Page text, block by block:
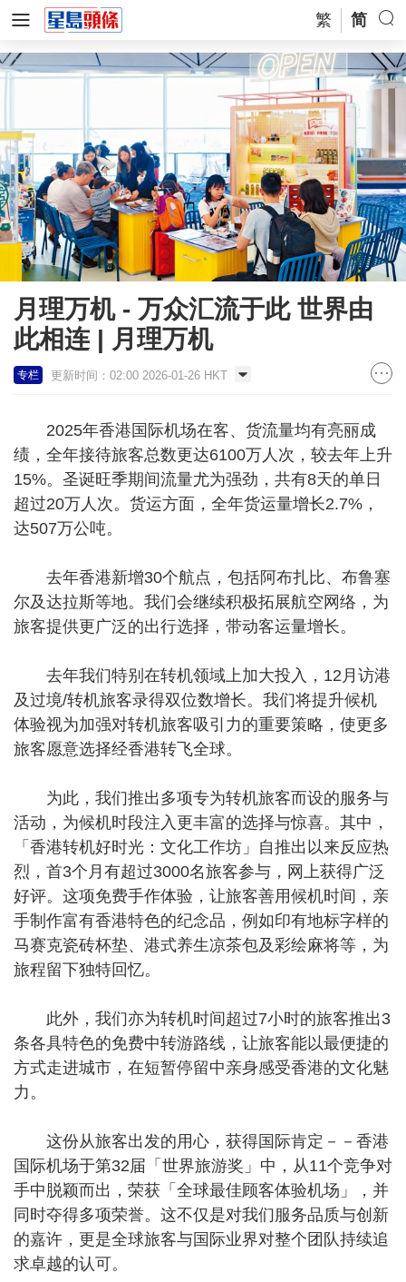
繁 简
月理万机 - 万众汇流于此 世界由
此相连 | 月理万机
专栏 更新时间：02:00 2026-01-26 HKT
2025年香港国际机场在客、货流量均有亮丽成
绩，全年接待旅客总数更达6100万人次，较去年上升
15%。圣诞旺季期间流量尤为强劲，共有8天的单日
超过20万人次。货运方面，全年货运量增长2.7%，
达507万公吨。
去年香港新增30个航点，包括阿布扎比、布鲁塞
尔及达拉斯等地。我们会继续积极拓展航空网络，为
旅客提供更广泛的出行选择，带动客运量增长。
去年我们特别在转机领域上加大投入，12月访港
及过境/转机旅客录得双位数增长。我们将提升候机
体验视为加强对转机旅客吸引力的重要策略，使更多
旅客愿意选择经香港转飞全球。
为此，我们推出多项专为转机旅客而设的服务与
活动，为候机时段注入更丰富的选择与惊喜。其中，
「香港转机好时光：文化工作坊」自推出以来反应热
烈，首3个月有超过3000名旅客参与，网上获得广泛
好评。这项免费手作体验，让旅客善用候机时间，亲
手制作富有香港特色的纪念品，例如印有地标字样的
马赛克瓷砖杯垫、港式养生凉茶包及彩绘麻将等，为
旅程留下独特回忆。
此外，我们亦为转机时间超过7小时的旅客推出3
条各具特色的免费中转游路线，让旅客能以最便捷的
方式走进城市，在短暂停留中亲身感受香港的文化魅
力。
这份从旅客出发的用心，获得国际肯定－－香港
国际机场于第32届「世界旅游奖」中，从11个竞争对
手中脱颖而出，荣获「全球最佳顾客体验机场」，并
同时夺得多项荣誉。这不仅是对我们服务品质与创新
的嘉许，更是全球旅客与国际业界对整个团队持续追
求卓越的认可。